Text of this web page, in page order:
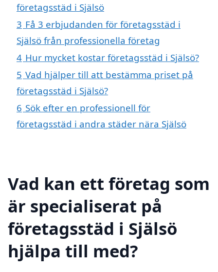
företagsstäd i Själsö
3 Få 3 erbjudanden för företagsstäd i
Själsö från professionella företag
4 Hur mycket kostar företagsstäd i Själsö?
5 Vad hjälper till att bestämma priset på
företagsstäd i Själsö?
6 Sök efter en professionell för
företagsstäd i andra städer nära Själsö
Vad kan ett företag som
är specialiserat på
företagsstäd i Själsö
hjälpa till med?